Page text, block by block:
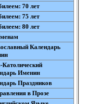
70 лет
75 лет
80 лет
Календарь
Именин
Праздников
в Прозе